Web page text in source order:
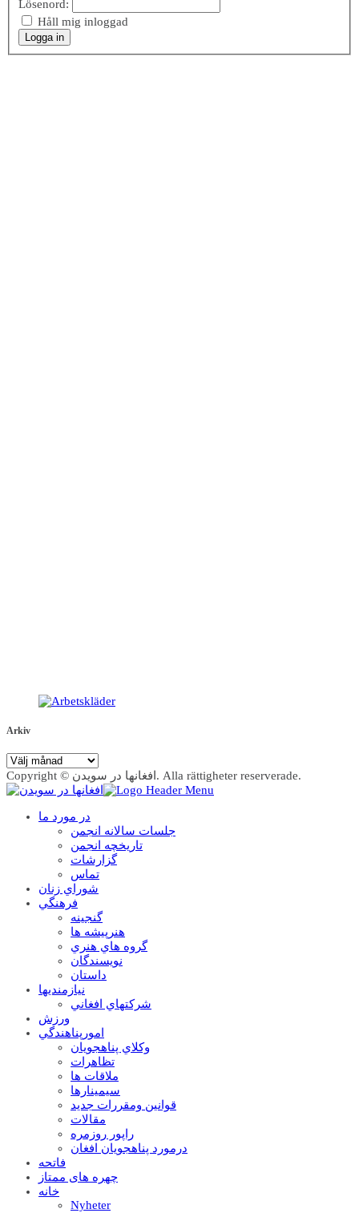
Lösenord:
Håll mig inloggad
Logga in
Arkiv
Arkiv
Copyright © افغانها در سویدن. Alla rättigheter reserverade.
در مورد ما
جلسات سالانه انجمن
تاریخچه انجمن
گزارشات
تماس
شوراي زنان
فرهنگي
گنجينه
هنرپيشه ها
گروه هاي هنري
نويسندگان
داستان
نيازمنديها
شرکتهاي افغاني
ورزش
امورپناهندگي
وکلاي پناهجويان
تظاهرات
ملاقات ها
سيمينارها
قوانين ومقررات جديد
مقالات
راپور روزمره
درمورد پناهجويان افغان
فاتحه
چهره های ممتاز
خانه
Nyheter